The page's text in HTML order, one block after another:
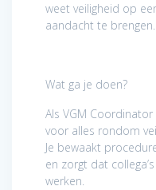
weet veiligheid op
aandacht te brengen.
Wat ga je doen?
Als VGM
voor alles rondom
Je bewaakt
en zorgt dat
werken.